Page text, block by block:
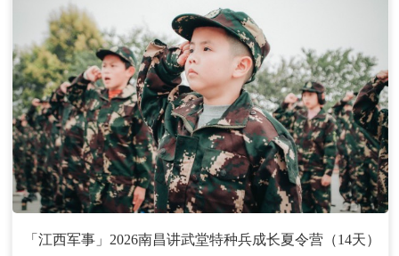
「江西军事」2026南昌讲武堂特种兵成长夏令营（14天）